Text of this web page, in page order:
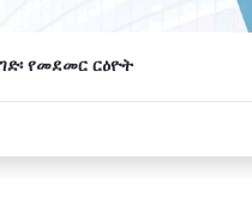
የመደመር ርዕዮት